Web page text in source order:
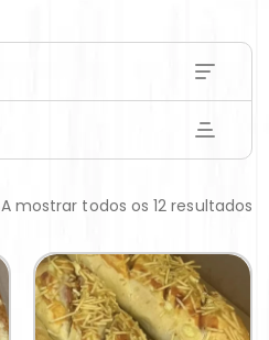
A mostrar todos os 12 resultados